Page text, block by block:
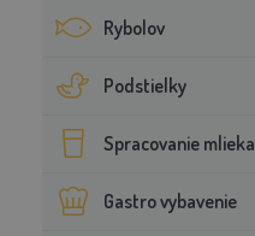
Rybolov
Podstielky
Spracovanie mlieka
Gastro vybavenie